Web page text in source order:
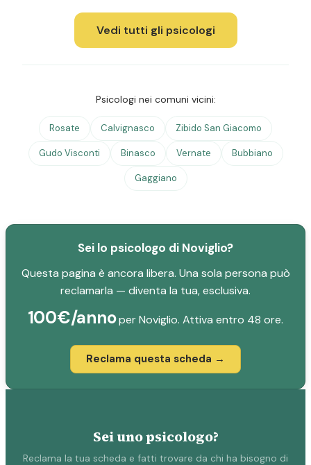
Vedi tutti gli psicologi
Psicologi nei comuni vicini:
Rosate Calvignasco Zibido San Giacomo
Gudo Visconti Binasco Vernate Bubbiano
Gaggiano
Sei lo psicologo di Noviglio?
Questa pagina è ancora libera. Una sola persona può
reclamarla — diventa la tua, esclusiva.
100€/annoper Noviglio. Attiva entro 48 ore.
Reclama questa scheda →
Sei uno psicologo?
Reclama la tua scheda e fatti trovare da chi ha bisogno di